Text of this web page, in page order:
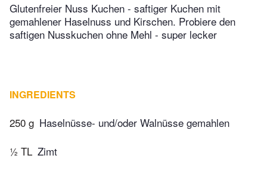
Glutenfreier Nuss Kuchen - saftiger Kuchen mit
gemahlener Haselnuss und Kirschen. Probiere den
saftigen Nusskuchen ohne Mehl - super lecker
INGREDIENTS
250 g Haselnüsse- und/oder Walnüsse gemahlen
½ TL Zimt